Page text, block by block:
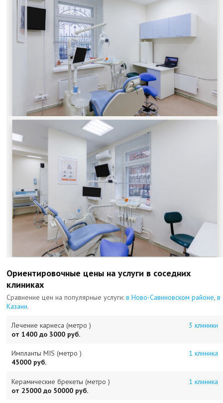
Ориентировочные цены на услуги в соседних
клиниках
Сравнение цен на популярные услуги:в Ново-Савиновском районе,в
Казани.
Лечение кариеса (метро )
3 клиники
от 1400 до 3000 руб.
Импланты MIS (метро )
1 клиника
45000 руб.
Керамические брекеты (метро )
1 клиника
от 25000 до 50000 руб.